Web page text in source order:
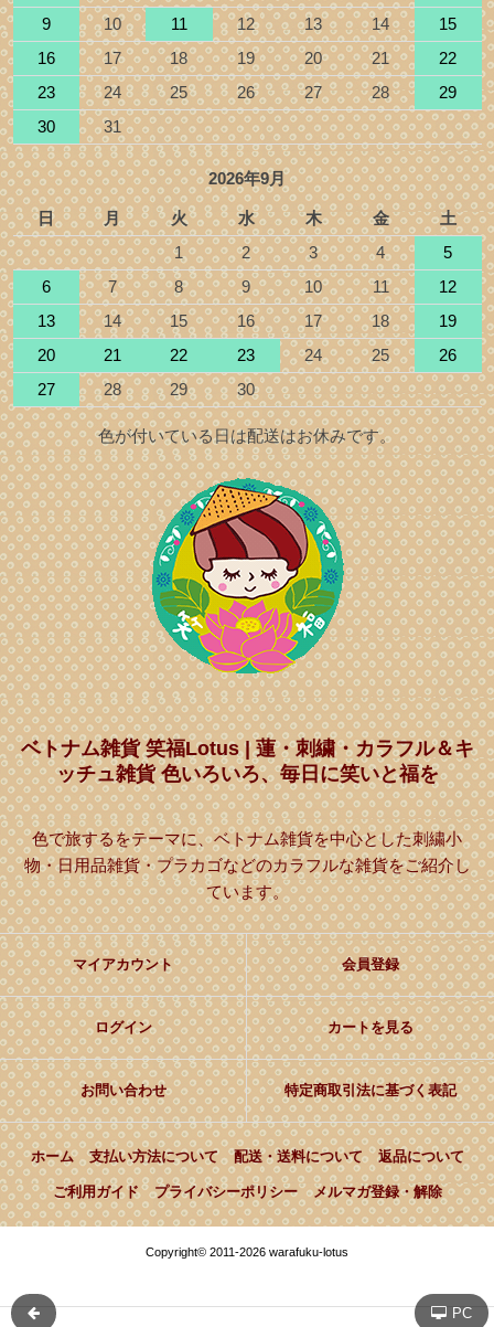
9
10 11 12 13 14
15
16
17 18 19 20 21
22
23
24 25 26 27 28
29
30
31
2026年9月
日 月 火 水 木 金
土
1
2 3 4
5
6
7 8 9 10 11
12
13
14 15 16 17 18
19
20
21 22 23 24 25
26
27
28 29 30
色が付いている日は配送はお休みです。
ベトナム雑貨 笑福Lotus | 蓮・刺繍・カラフル＆キ
ッチュ雑貨 色いろいろ、毎日に笑いと福を
色で旅するをテーマに、ベトナム雑貨を中心とした刺繍小
物・日用品雑貨・プラカゴなどのカラフルな雑貨をご紹介し
ています。
マイアカウント 会員登録
ログイン カートを見る
お問い合わせ 特定商取引法に基づく表記
ホーム 支払い方法について 配送・送料について 返品について
ご利用ガイド プライバシーポリシー メルマガ登録・解除
Copyright© 2011-2026 warafuku-lotus
PC